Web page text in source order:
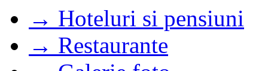
→ Hoteluri si pensiuni
→ Restaurante